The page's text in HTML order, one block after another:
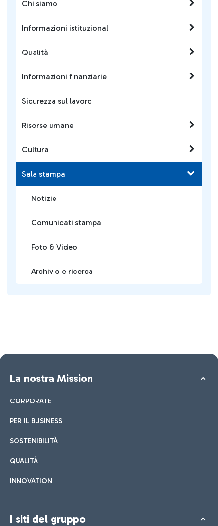
Chi siamo
Informazioni istituzionali
Qualità
Informazioni finanziarie
Sicurezza sul lavoro
Risorse umane
Cultura
Sala stampa
Notizie
Comunicati stampa
Foto & Video
Archivio e ricerca
La nostra Mission
CORPORATE
PER IL BUSINESS
SOSTENIBILITÀ
QUALITÀ
INNOVATION
I siti del gruppo